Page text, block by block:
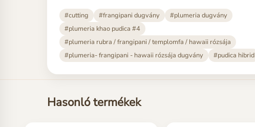
#cutting #frangipani dugvány
#plumeria dugvány
#plumeria khao pudica #4
#plumeria rubra / frangipani / templomfa / hawaii rózsája
#plumeria- frangipani - hawaii rózsája dugvány
#pudica hibrid
Hasonló termékek